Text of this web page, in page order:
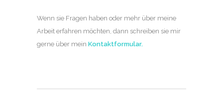
Wenn sie Fragen haben oder mehr über meine
Arbeit erfahren möchten, dann schreiben sie mir
gerne über mein Kontaktformular.